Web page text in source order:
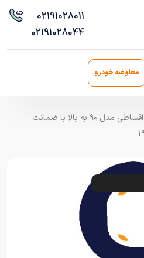
02191028011
02191028044
معاوضه خودرو
خودرو شاپ، خرید و فروش خودرو اقساطی مدل ۹۰ به بالا با ضمانت